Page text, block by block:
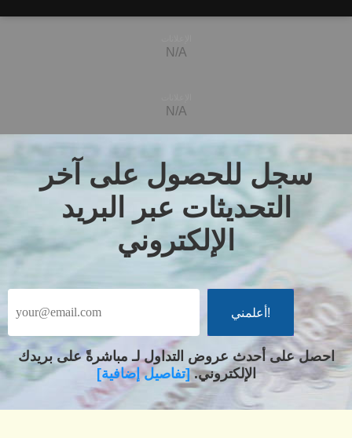
N/A
N/A
سجل للحصول على آخر
التحديثات عبر البريد
الإلكتروني
احصل على أحدث عروض التداول لـ مباشرةً على بريدك
الإلكتروني. [تفاصيل إضافية]